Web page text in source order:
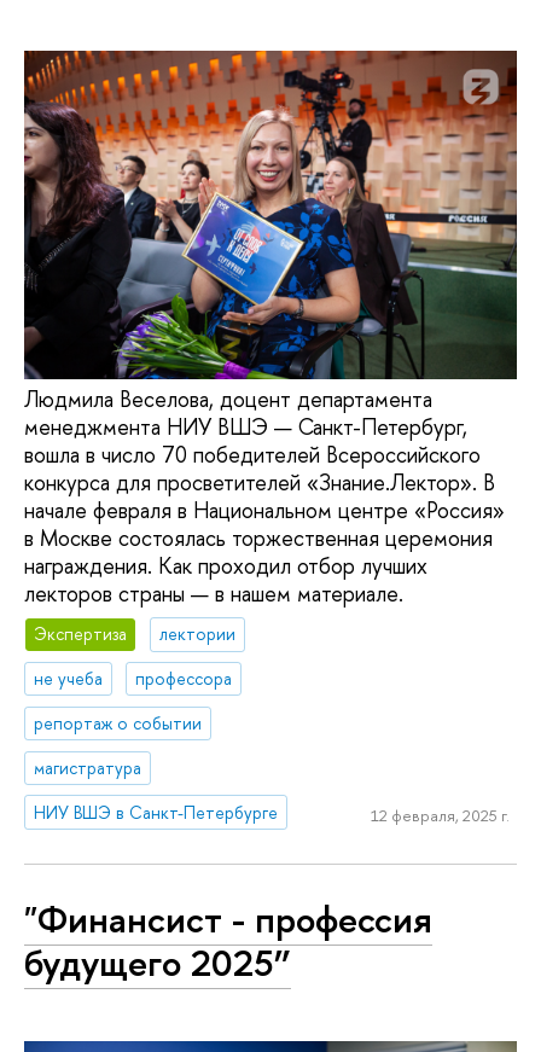
Людмила Веселова, доцент департамента
менеджмента НИУ ВШЭ — Санкт-Петербург,
вошла в число 70 победителей Всероссийского
конкурса для просветителей «Знание.Лектор». В
начале февраля в Национальном центре «Россия»
в Москве состоялась торжественная церемония
награждения. Как проходил отбор лучших
лекторов страны — в нашем материале.
Экспертиза
лектории
не учеба
профессора
репортаж о событии
магистратура
НИУ ВШЭ в Санкт-Петербурге
12 февраля, 2025 г.
"Финансист - профессия
будущего 2025”